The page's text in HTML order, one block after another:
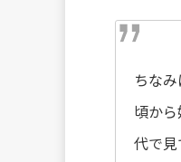
ちな
頃か
代で見